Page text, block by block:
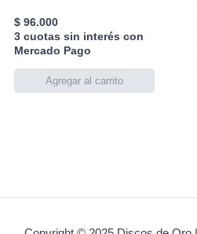
$96.000
3 cuotas sin interés con
Mercado Pago